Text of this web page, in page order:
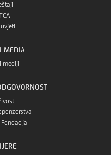
uvjeti
MEDIA
mediji
Fondacija